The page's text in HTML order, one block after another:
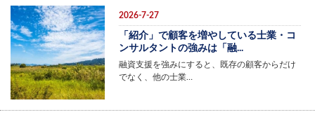
2026-7-27
「紹介」で顧客を増やしている士業・コ
ンサルタントの強みは「融...
融資支援を強みにすると、既存の顧客からだけ
でなく、他の士業…